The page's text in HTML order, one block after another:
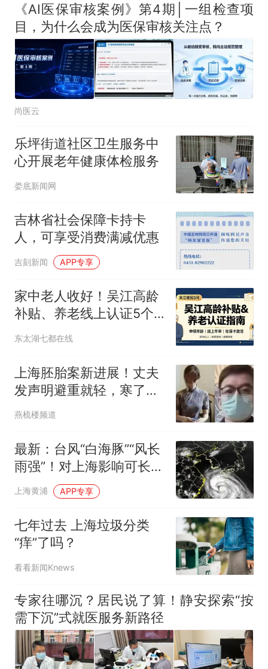
《AI医保审核案例》第4期│一组检查项
目，为什么会成为医保审核关注点？
尚医云
乐坪街道社区卫生服务中
心开展老年健康体检服务
娄底新闻网
吉林省社会保障卡持卡
人，可享受消费满减优惠
吉刻新闻 APP专享
家中老人收好！吴江高龄
补贴、养老线上认证5个
关键问题
东太湖七都在线
上海胚胎案新进展！丈夫
发声明避重就轻，寒了多
少已婚女性的心？
燕梳楼频道
最新：台风“白海豚”“风长
雨强”！对上海影响可长达
4天，还有龙卷风可能！
上海黄浦 APP专享
七年过去 上海垃圾分类
“痒”了吗？
看看新闻Knews
专家往哪沉？居民说了算！静安探索“按
需下沉”式就医服务新路径